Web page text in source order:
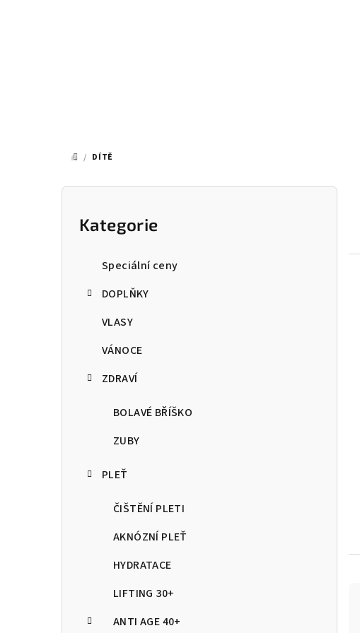
DOMŮ
/ DÍTĚ
Přeskočit
kategorie
Kategorie
Speciální ceny
DOPLŇKY
VLASY
VÁNOCE
ZDRAVÍ
BOLAVÉ BŘÍŠKO
ZUBY
PLEŤ
ČIŠTĚNÍ PLETI
AKNÓZNÍ PLEŤ
HYDRATACE
LIFTING 30+
ANTI AGE 40+